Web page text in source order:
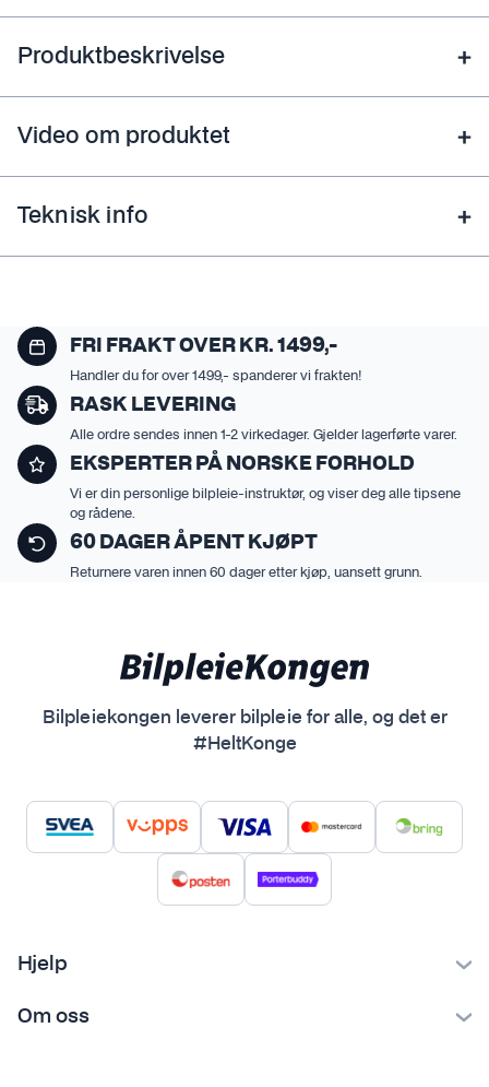
Produktbeskrivelse
Video om produktet
Teknisk info
FRI FRAKT OVER KR. 1499,-
Handler du for over 1499,- spanderer vi frakten!
RASK LEVERING
Alle ordre sendes innen 1-2 virkedager. Gjelder lagerførte varer.
EKSPERTER PÅ NORSKE FORHOLD
Vi er din personlige bilpleie-instruktør, og viser deg alle tipsene
og rådene.
60 DAGER ÅPENT KJØPT
Returnere varen innen 60 dager etter kjøp, uansett grunn.
Bilpleiekongen leverer bilpleie for alle, og det er
#HeltKonge
Hjelp
Ofte stilte spørsmål
Om oss